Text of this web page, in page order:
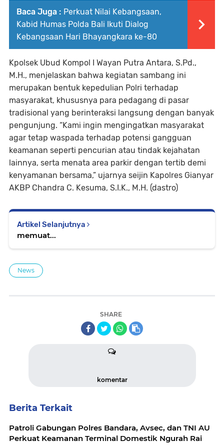
Baca Juga : Perkuat Nilai Kebangsaan,
Kabid Humas Polda Bali Ikuti Dialog
Kebangsaan Hari Bhayangkara ke-80
Kpolsek Ubud Kompol I Wayan Putra Antara, S.Pd.,
M.H., menjelaskan bahwa kegiatan sambang ini
merupakan bentuk kepedulian Polri terhadap
masyarakat, khususnya para pedagang di pasar
tradisional yang berinteraksi langsung dengan banyak
pengunjung. “Kami ingin mengingatkan masyarakat
agar tetap waspada terhadap potensi gangguan
keamanan seperti pencurian atau tindak kejahatan
lainnya, serta menata area parkir dengan tertib demi
kenyamanan bersama,” ujarnya seijin Kapolres Gianyar
AKBP Chandra C. Kesuma, S.I.K., M.H. (dastro)
Artikel Selanjutnya
memuat...
News
SHARE
komentar
Berita Terkait
Patroli Gabungan Polres Bandara, Avsec, dan TNI AU
Perkuat Keamanan Terminal Domestik Ngurah Rai